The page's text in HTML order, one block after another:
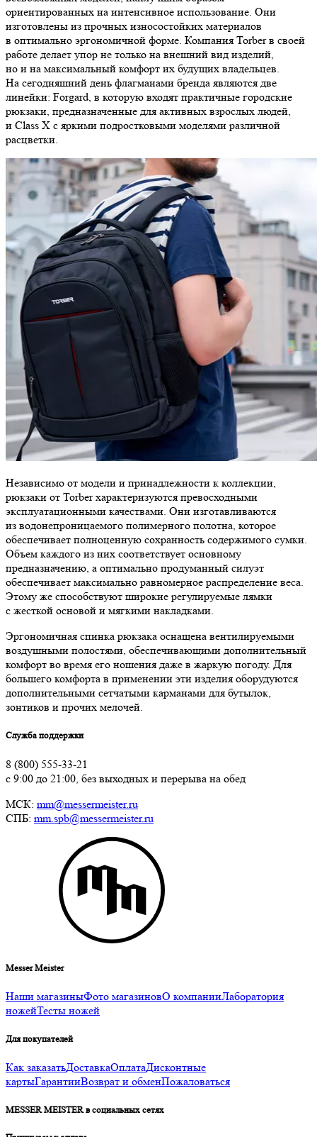
ориентированных на интенсивное использование. Они
изготовлены из прочных износостойких материалов
в оптимально эргономичной форме. Компания Torber в своей
работе делает упор не только на внешний вид изделий,
но и на максимальный комфорт их будущих владельцев.
На сегодняшний день флагманами бренда являются две
линейки: Forgard, в которую входят практичные городские
рюкзаки, предназначенные для активных взрослых людей,
и Class X с яркими подростковыми моделями различной
расцветки.
Независимо от модели и принадлежности к коллекции,
рюкзаки от Torber характеризуются превосходными
эксплуатационными качествами. Они изготавливаются
из водонепроницаемого полимерного полотна, которое
обеспечивает полноценную сохранность содержимого сумки.
Объем каждого из них соответствует основному
предназначению, а оптимально продуманный силуэт
обеспечивает максимально равномерное распределение веса.
Этому же способствуют широкие регулируемые лямки
с жесткой основой и мягкими накладками.
Эргономичная спинка рюкзака оснащена вентилируемыми
воздушными полостями, обеспечивающими дополнительный
комфорт во время его ношения даже в жаркую погоду. Для
большего комфорта в применении эти изделия оборудуются
дополнительными сетчатыми карманами для бутылок,
зонтиков и прочих мелочей.
Служба поддержки
8 (800) 555-33-21
с 9:00 до 21:00, без выходных и перерыва на обед
МСК: mm@messermeister.ru
СПБ: mm.spb@messermeister.ru
Messer Meister
Наши магазиныФото магазиновО компанииЛаборатория
ножейТесты ножей
Для покупателей
Как заказатьДоставкаОплатаДисконтные
картыГарантииВозврат и обменПожаловаться
MESSER MEISTER в социальных сетях